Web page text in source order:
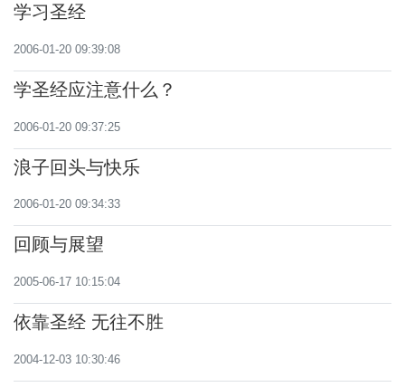
学习圣经
2006-01-20 09:39:08
学圣经应注意什么？
2006-01-20 09:37:25
浪子回头与快乐
2006-01-20 09:34:33
回顾与展望
2005-06-17 10:15:04
依靠圣经 无往不胜
2004-12-03 10:30:46